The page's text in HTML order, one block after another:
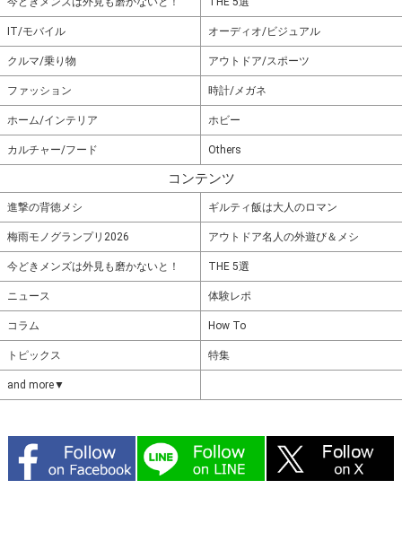
IT/モバイル オーディオ/ビジュアル
クルマ/乗り物 アウトドア/スポーツ
ファッション 時計/メガネ
ホーム/インテリア ホビー
カルチャー/フード Others
コンテンツ
進撃の背徳メシ ギルティ飯は大人のロマン
梅雨モノグランプリ2026 アウトドア名人の外遊び＆メシ
今どきメンズは外見も磨かないと！ THE 5選
ニュース 体験レポ
コラム How To
トピックス 特集
and more▼